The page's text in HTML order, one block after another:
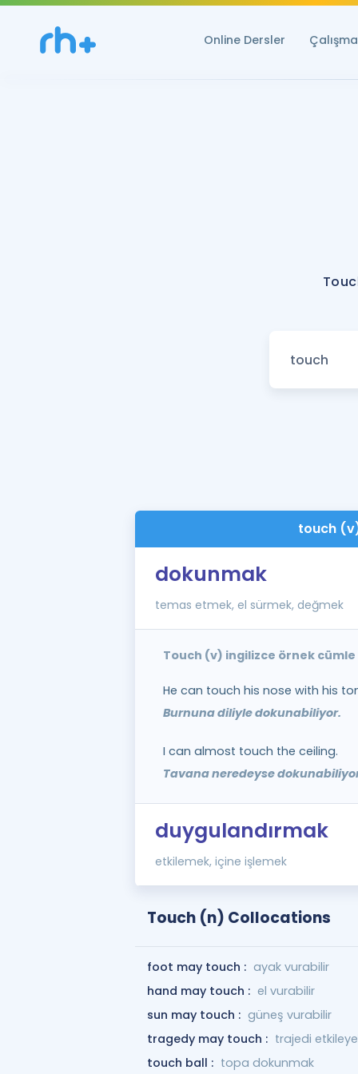
Online Dersler
touch
dokunmak
temas etmek, el sürmek, değmek
Touch (v) ingilizce örnek cümle
He can touch his nose with his
Burnuna diliyle dokunabiliyor.
I can almost touch the ceiling.
Tavana neredeyse
duygulandırmak
etkilemek, içine işlemek
Touch (n) Collocations
foot may touch : ayak vurabilir
hand may touch : el vurabilir
sun may touch : güneş vurabilir
tragedy may touch : trajedi
touch ball : topa dokunmak